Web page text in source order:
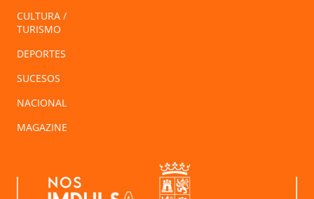
CULTURA /
TURISMO
DEPORTES
SUCESOS
NACIONAL
MAGAZINE